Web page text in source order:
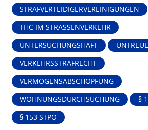
STRAFVERTEIDIGERVEREINIGUNGEN
THC IM STRASSENVERKEHR
UNTERSUCHUNGSHAFT UNTREUE
VERKEHRSSTRAFRECHT
VERMÖGENSABSCHÖPFUNG
WOHNUNGSDURCHSUCHUNG §
§ 153 STPO